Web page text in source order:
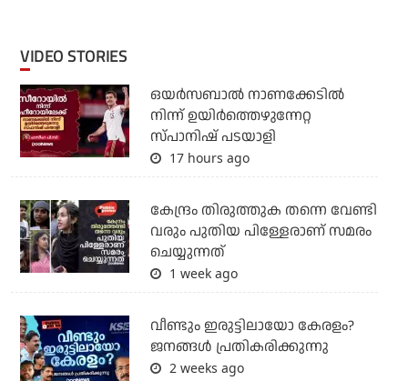
VIDEO STORIES
ഒയര്‍സബാൽ നാണക്കേടിൽ
നിന്ന് ഉയിർത്തെഴുന്നേറ്റ
സ്പാനിഷ് പടയാളി
17 hours ago
കേന്ദ്രം തിരുത്തുക തന്നെ വേണ്ടി
വരും പുതിയ പിള്ളേരാണ് സമരം
ചെയ്യുന്നത്
1 week ago
വീണ്ടും ഇരുട്ടിലായോ കേരളം?
ജനങ്ങൾ പ്രതികരിക്കുന്നു
2 weeks ago